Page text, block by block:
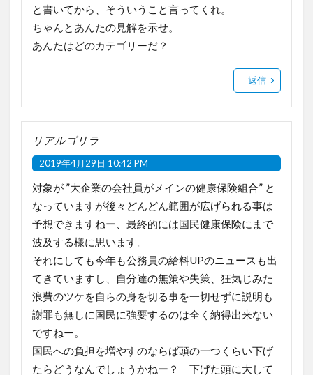
と書いてから、そういうこと言ってくれ。
ちゃんとあんたの見解を示せ。
あんたはどのカテゴリーだ？
返信
リアルゴリラ
2019年4月29日 10:42 PM
対象が ”大企業の会社員がメインの健康保険組合” と
なっていますが後々どんどん範囲が広げられる事は
予想できますねー、最終的には国民健康保険にまで
波及する様に思います。
それにしても今年も公務員の給料UPのニュースも出
てきていますし、自分達の無策や失策、狂気じみた
浪費のツケを自らの身を切る事を一切せずに説明も
謝罪も無しに国民に強要するのは全く納得出来ない
ですねー。
国民への負担を増やすのならば頭の一つくらい下げ
たらどうなんでしょうかねー？ 下げた頭に大して